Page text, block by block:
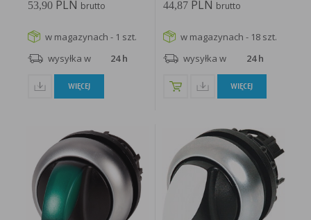
53,90PLN brutto
w magazynach - 1 szt.
wysyłka w
24 h
WIĘCEJ
44,87 PLN brutto
w magazynach - 18 szt.
wysyłka w
24 h
WIĘCEJ